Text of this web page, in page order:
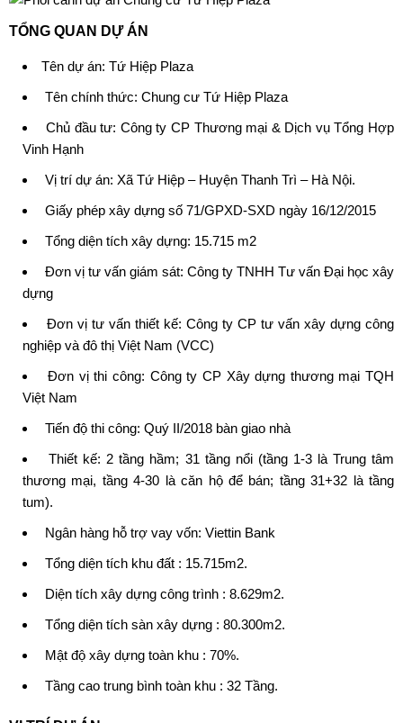
TỔNG QUAN DỰ ÁN
Tên dự án: Tứ Hiệp Plaza
Tên chính thức: Chung cư Tứ Hiệp Plaza
Chủ đầu tư: Công ty CP Thương mại & Dịch vụ Tổng Hợp
Vinh Hạnh
Vị trí dự án: Xã Tứ Hiệp – Huyện Thanh Trì – Hà Nội.
Giấy phép xây dựng số 71/GPXD-SXD ngày 16/12/2015
Tổng diện tích xây dựng: 15.715 m2
Đơn vị tư vấn giám sát: Công ty TNHH Tư vấn Đại học xây
dựng
Đơn vị tư vấn thiết kế: Công ty CP tư vấn xây dựng công
nghiệp và đô thị Việt Nam (VCC)
Đơn vị thi công: Công ty CP Xây dựng thương mại TQH
Việt Nam
Tiến độ thi công: Quý II/2018 bàn giao nhà
Thiết kế: 2 tầng hầm; 31 tầng nổi (tầng 1-3 là Trung tâm
thương mại, tầng 4-30 là căn hộ để bán; tầng 31+32 là tầng
tum).
Ngân hàng hỗ trợ vay vốn: Viettin Bank
Tổng diện tích khu đất : 15.715m2.
Diện tích xây dựng công trình : 8.629m2.
Tổng diện tích sàn xây dựng : 80.300m2.
Mật độ xây dựng toàn khu : 70%.
Tầng cao trung bình toàn khu : 32 Tầng.